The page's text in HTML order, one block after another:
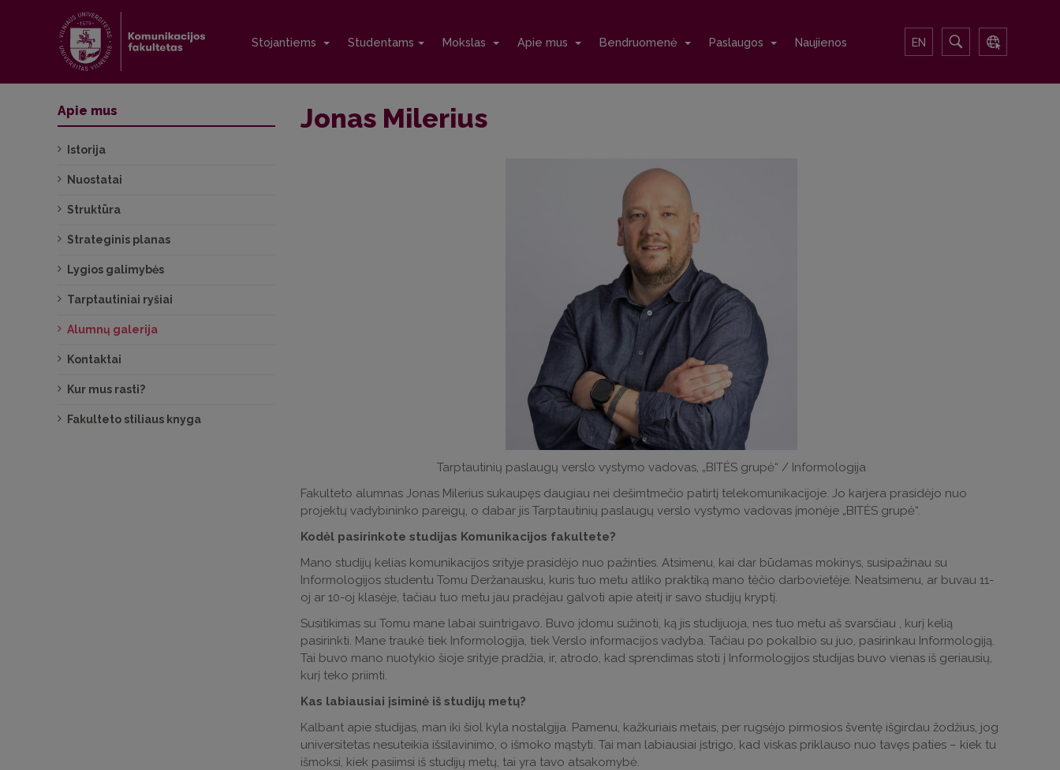
Stojantiems Studentams Mokslas Apie mus Bendruomenė Paslaugos Naujienos EN
Jonas Milerius
Tarptautinių paslaugų verslo vystymo vadovas, „BITĖS grupė“ / Informologija
Fakulteto alumnas Jonas Milerius sukaupęs daugiau nei dešimtmečio patirtį telekomunikacijoje. Jo karjera prasidėjo nuo
projektų vadybininko pareigų, o dabar jis Tarptautinių paslaugų verslo vystymo vadovas įmonėje „BITĖS grupė“.
Kodėl pasirinkote studijas Komunikacijos fakultete?
Mano studijų kelias komunikacijos srityje prasidėjo nuo pažinties. Atsimenu, kai dar būdamas mokinys, susipažinau su
Informologijos studentu Tomu Deržanausku, kuris tuo metu atliko praktiką mano tėčio darbovietėje. Neatsimenu, ar buvau 11-
oj ar 10-oj klasėje, tačiau tuo metu jau pradėjau galvoti apie ateitį ir savo studijų kryptį.
Susitikimas su Tomu mane labai suintrigavo. Buvo įdomu sužinoti, ką jis studijuoja, nes tuo metu aš svarsčiau , kurį kelią
pasirinkti. Mane traukė tiek Informologija, tiek Verslo informacijos vadyba. Tačiau po pokalbio su juo, pasirinkau Informologiją.
Tai buvo mano nuotykio šioje srityje pradžia, ir, atrodo, kad sprendimas stoti į Informologijos studijas buvo vienas iš geriausių,
kurį teko priimti.
Kas labiausiai įsiminė iš studijų metų?
Kalbant apie studijas, man iki šiol kyla nostalgija. Pamenu, kažkuriais metais, per rugsėjo pirmosios šventę išgirdau žodžius, jog
universitetas nesuteikia išsilavinimo, o išmoko mąstyti. Tai man labiausiai įstrigo, kad viskas priklauso nuo tavęs paties – kiek tu
išmoksi, kiek pasiimsi iš studijų metų, tai yra tavo atsakomybė.
Apie mus
Istorija
Nuostatai
Struktūra
Strateginis planas
Lygios galimybės
Tarptautiniai ryšiai
Alumnų galerija
Kontaktai
Kur mus rasti?
Fakulteto stiliaus knyga